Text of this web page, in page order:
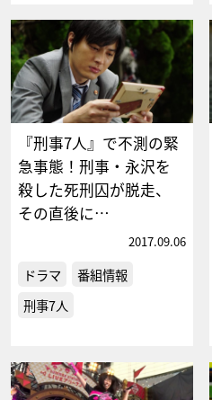
『刑事7人』で不測の緊
急事態！刑事・永沢を
殺した死刑囚が脱走、
その直後に…
2017.09.06
ドラマ
番組情報
刑事7人